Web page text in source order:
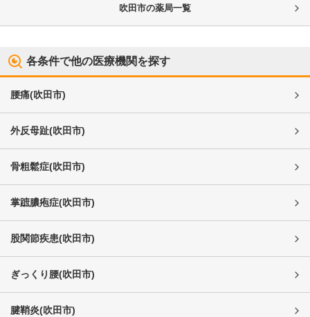
吹田市の薬局一覧
各条件で他の医療機関を探す
腰痛(吹田市)
外反母趾(吹田市)
骨粗鬆症(吹田市)
掌蹠膿疱症(吹田市)
股関節疾患(吹田市)
ぎっくり腰(吹田市)
腱鞘炎(吹田市)